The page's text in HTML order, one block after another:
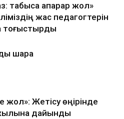
табысқа апарар жол»
жас педагогтерін
тоғыстырды
шара
жол»: Жетісу өңірінде
дайындық